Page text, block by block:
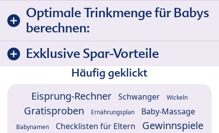
Optimale Trinkmenge für Babys
berechnen:
Exklusive Spar-Vorteile
Häufig geklickt
Eisprung-Rechner Schwanger Wickeln
Gratisproben Ernährungsplan Baby-Massage
Babynamen Checklisten für Eltern
Gewinnspiele